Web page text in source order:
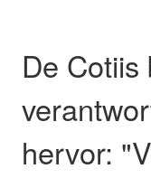
De
hervor: